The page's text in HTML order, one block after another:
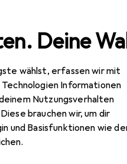
Deine
wählst, erfassen wir mit
Technologien Informationen
Nutzungsverhalten
brauchen wir, um dir
und Basisfunktionen wie
Zubehör
EUR
375,–